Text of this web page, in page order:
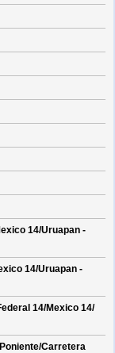
14/Uruapan -
14/Uruapan -
14/Mexico 14/
Carretera